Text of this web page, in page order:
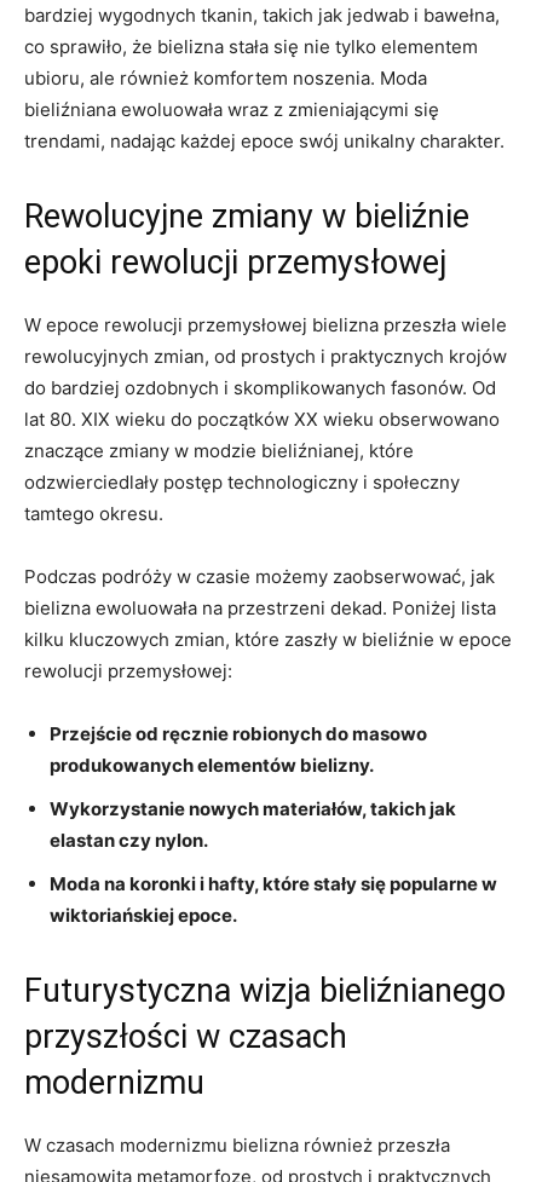
bardziej wygodnych​ tkanin, ⁣takich jak ‌jedwab i ​bawełna,
co ⁢sprawiło, że bielizna stała się ‍nie tylko elementem
ubioru, ale również ‌komfortem⁣ noszenia. Moda
bieliźniana ewoluowała wraz z zmieniającymi się‌
trendami, nadając każdej epoce swój unikalny charakter.
Rewolucyjne zmiany w bieliźnie
epoki rewolucji ⁢przemysłowej
W epoce rewolucji przemysłowej bielizna przeszła wiele
rewolucyjnych zmian, od prostych⁢ i praktycznych krojów
do bardziej ozdobnych i⁢ skomplikowanych fasonów. Od
lat ⁣80. XIX wieku ‌do początków XX wieku obserwowano
znaczące zmiany ⁣w modzie bieliźnianej, które
odzwierciedlały postęp technologiczny i społeczny
tamtego ⁣okresu.
Podczas podróży w ‌czasie możemy zaobserwować, jak⁤
bielizna ewoluowała na przestrzeni dekad. Poniżej lista
kilku ⁢kluczowych zmian, które zaszły⁢ w bieliźnie w ‍epoce
rewolucji przemysłowej:
Przejście⁢ od ręcznie ‍robionych ‌do masowo
produkowanych⁢ elementów bielizny.
Wykorzystanie nowych‌ materiałów, takich jak
elastan czy nylon.
Moda na koronki i hafty, które stały się popularne w
wiktoriańskiej epoce.
Futurystyczna‍ wizja bieliźnianego
przyszłości w czasach
⁣modernizmu
W czasach modernizmu bielizna również przeszła
niesamowitą‌ metamorfozę, od prostych i praktycznych‌